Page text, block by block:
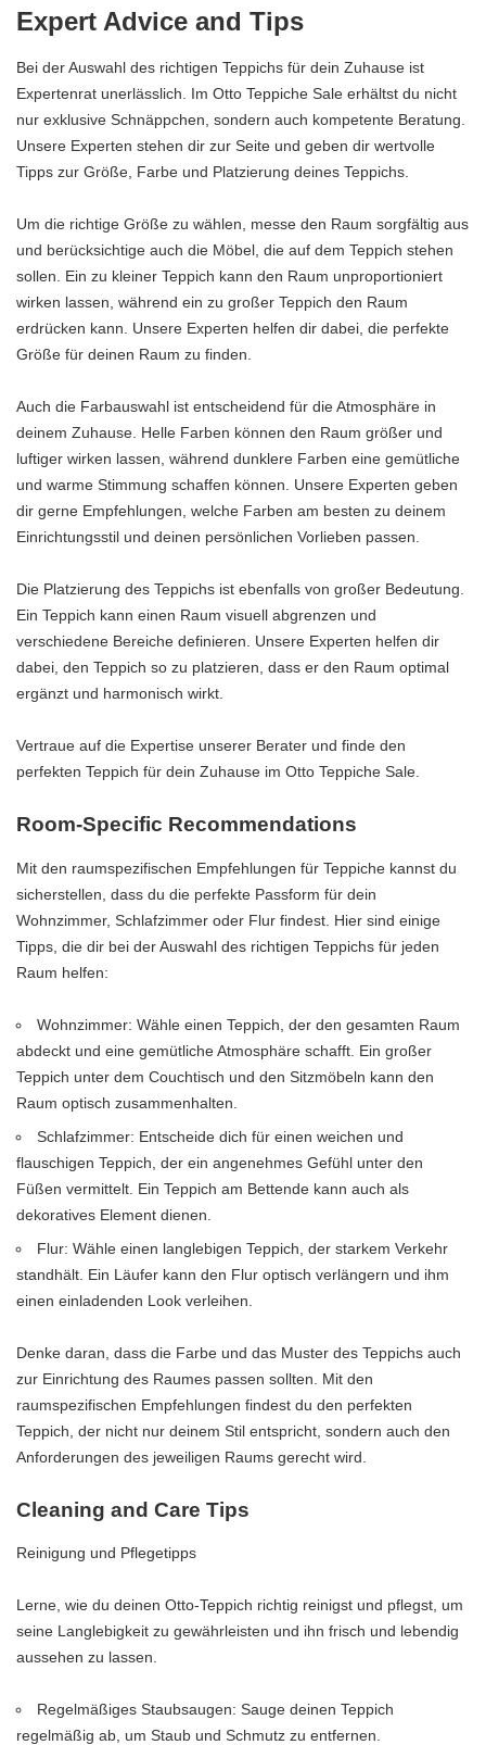
Expert Advice and Tips
Bei der Auswahl des richtigen Teppichs für dein Zuhause ist
Expertenrat unerlässlich. Im Otto Teppiche Sale erhältst du nicht
nur exklusive Schnäppchen, sondern auch kompetente Beratung.
Unsere Experten stehen dir zur Seite und geben dir wertvolle
Tipps zur Größe, Farbe und Platzierung deines Teppichs.
Um die richtige Größe zu wählen, messe den Raum sorgfältig aus
und berücksichtige auch die Möbel, die auf dem Teppich stehen
sollen. Ein zu kleiner Teppich kann den Raum unproportioniert
wirken lassen, während ein zu großer Teppich den Raum
erdrücken kann. Unsere Experten helfen dir dabei, die perfekte
Größe für deinen Raum zu finden.
Auch die Farbauswahl ist entscheidend für die Atmosphäre in
deinem Zuhause. Helle Farben können den Raum größer und
luftiger wirken lassen, während dunklere Farben eine gemütliche
und warme Stimmung schaffen können. Unsere Experten geben
dir gerne Empfehlungen, welche Farben am besten zu deinem
Einrichtungsstil und deinen persönlichen Vorlieben passen.
Die Platzierung des Teppichs ist ebenfalls von großer Bedeutung.
Ein Teppich kann einen Raum visuell abgrenzen und
verschiedene Bereiche definieren. Unsere Experten helfen dir
dabei, den Teppich so zu platzieren, dass er den Raum optimal
ergänzt und harmonisch wirkt.
Vertraue auf die Expertise unserer Berater und finde den
perfekten Teppich für dein Zuhause im Otto Teppiche Sale.
Room-Specific Recommendations
Mit den raumspezifischen Empfehlungen für Teppiche kannst du
sicherstellen, dass du die perfekte Passform für dein
Wohnzimmer, Schlafzimmer oder Flur findest. Hier sind einige
Tipps, die dir bei der Auswahl des richtigen Teppichs für jeden
Raum helfen:
Wohnzimmer: Wähle einen Teppich, der den gesamten Raum
abdeckt und eine gemütliche Atmosphäre schafft. Ein großer
Teppich unter dem Couchtisch und den Sitzmöbeln kann den
Raum optisch zusammenhalten.
Schlafzimmer: Entscheide dich für einen weichen und
flauschigen Teppich, der ein angenehmes Gefühl unter den
Füßen vermittelt. Ein Teppich am Bettende kann auch als
dekoratives Element dienen.
Flur: Wähle einen langlebigen Teppich, der starkem Verkehr
standhält. Ein Läufer kann den Flur optisch verlängern und ihm
einen einladenden Look verleihen.
Denke daran, dass die Farbe und das Muster des Teppichs auch
zur Einrichtung des Raumes passen sollten. Mit den
raumspezifischen Empfehlungen findest du den perfekten
Teppich, der nicht nur deinem Stil entspricht, sondern auch den
Anforderungen des jeweiligen Raums gerecht wird.
Cleaning and Care Tips
Reinigung und Pflegetipps
Lerne, wie du deinen Otto-Teppich richtig reinigst und pflegst, um
seine Langlebigkeit zu gewährleisten und ihn frisch und lebendig
aussehen zu lassen.
Regelmäßiges Staubsaugen: Sauge deinen Teppich
regelmäßig ab, um Staub und Schmutz zu entfernen.